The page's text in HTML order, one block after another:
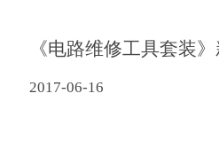
《电路维修工具套装
2017-06-16